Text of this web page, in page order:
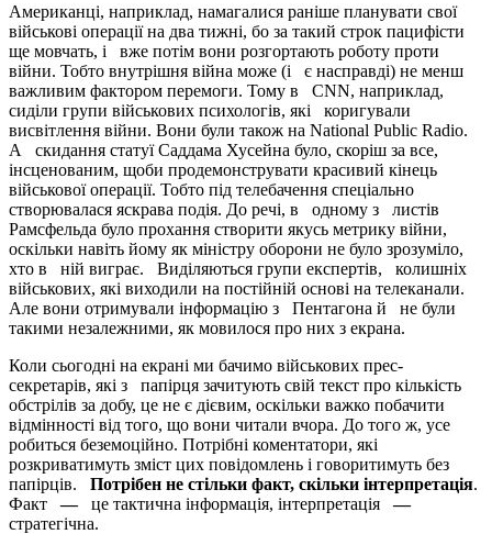
Американці, наприклад, намагалися раніше планувати свої
військові операції на два тижні, бо за такий строк пацифісти
ще мовчать, і вже потім вони розгортають роботу проти
війни. Тобто внутрішня війна може (і є насправді) не менш
важливим фактором перемоги. Тому в CNN, наприклад,
сиділи групи військових психологів, які коригували
висвітлення війни. Вони були також на National Public Radio.
А скидання статуї Саддама Хусейна було, скоріш за все,
інсценованим, щоби продемонструвати красивий кінець
військової операції. Тобто під телебачення спеціально
створювалася яскрава подія. До речі, в одному з листів
Рамсфельда було прохання створити якусь метрику війни,
оскільки навіть йому як міністру оборони не було зрозуміло,
хто в ній виграє. Виділяються групи експертів, колишніх
військових, які виходили на постійній основі на телеканали.
Але вони отримували інформацію з Пентагона й не були
такими незалежними, як мовилося про них з екрана.
Коли сьогодні на екрані ми бачимо військових прес-
секретарів, які з папірця зачитують свій текст про кількість
обстрілів за добу, це не є дієвим, оскільки важко побачити
відмінності від того, що вони читали вчора. До того ж, усе
робиться беземоційно. Потрібні коментатори, які
розкриватимуть зміст цих повідомлень і говоритимуть без
папірців. Потрібен не стільки факт, скільки інтерпретація.
Факт — це тактична інформація, інтерпретація —
стратегічна.